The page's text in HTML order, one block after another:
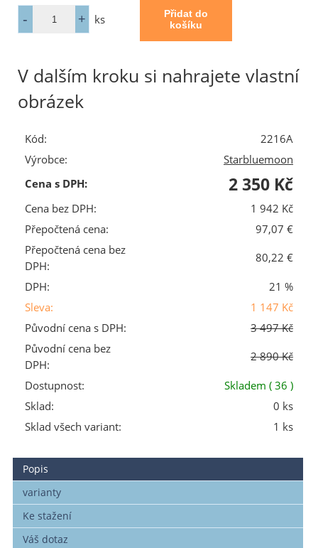
ks
V dalším kroku si nahrajete vlastní
obrázek
Kód:
2216A
Výrobce:
Starbluemoon
Cena s DPH:
2 350 Kč
Cena bez DPH:
1 942 Kč
Přepočtená cena:
97,07 €
Přepočtená cena bez
DPH:
80,22 €
DPH:
21 %
Sleva:
1 147 Kč
Původní cena s DPH:
3 497 Kč
Původní cena bez
DPH:
2 890 Kč
Dostupnost:
Skladem ( 36 )
Sklad:
0 ks
Sklad všech variant:
1 ks
Popis
varianty
Ke stažení
Váš dotaz